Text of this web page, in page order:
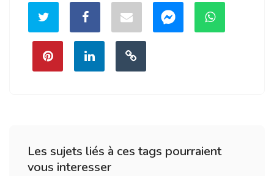
Les sujets liés à ces tags pourraient
vous interesser